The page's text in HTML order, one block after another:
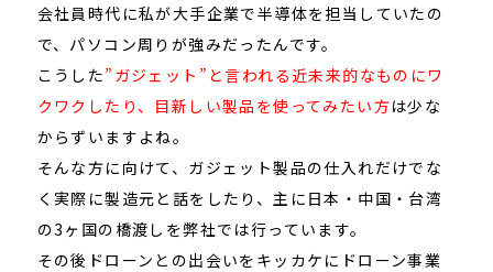
会社員時代に私が大手企業で半導体を担当していたの
で、パソコン周りが強みだったんです。
こうした”ガジェット”と言われる近未来的なものにワ
クワクしたり、目新しい製品を使ってみたい方は少な
からずいますよね。
そんな方に向けて、ガジェット製品の仕入れだけでな
く実際に製造元と話をしたり、主に日本・中国・台湾
の3ヶ国の橋渡しを弊社では行っています。
その後ドローンとの出会いをキッカケにドローン事業